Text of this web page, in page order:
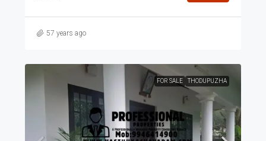
57 years ago
FOR SALE THODUPUZHA